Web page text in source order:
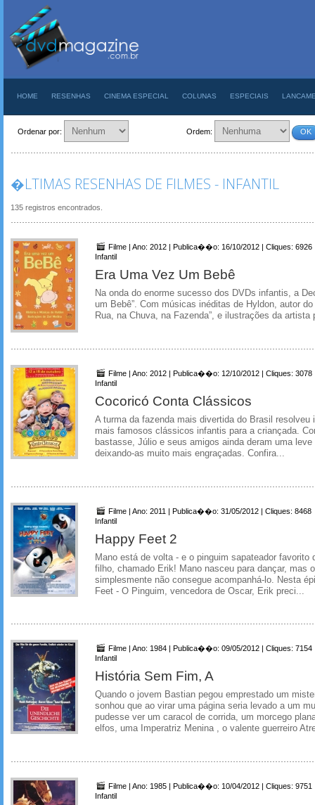
HOME RESENHAS CINEMA ESPECIAL COLUNAS ESPECIAIS
Ordenar por: Ordem: OK
�LTIMAS RESENHAS DE FILMES - INFANTIL
135 registros encontrados.
Filme | Ano: 2012 | Publica��o: 16/10/2012 | Cliques: 6926
Infantil
Era Uma Vez Um Bebê
Na onda do enorme sucesso dos DVDs infantis, a
um Bebê”. Com músicas inéditas de Hyldon, autor
Rua, na Chuva, na Fazenda”, e ilustrações da
Filme | Ano: 2012 | Publica��o: 12/10/2012 | Cliques: 3078
Infantil
Cocoricó Conta Clássicos
A turma da fazenda mais divertida do Brasil resolveu
mais famosos clássicos infantis para a criançada.
bastasse, Júlio e seus amigos ainda deram uma
deixando-as muito mais engraçadas. Confira...
Filme | Ano: 2011 | Publica��o: 31/05/2012 | Cliques: 8468
Infantil
Happy Feet 2
Mano está de volta - e o pinguim sapateador favorito
filho, chamado Erik! Mano nasceu para dançar, mas
simplesmente não consegue acompanhá-lo. Nesta
Feet - O Pinguim, vencedora de Oscar, Erik preci...
Filme | Ano: 1984 | Publica��o: 09/05/2012 | Cliques: 7154
Infantil
História Sem Fim, A
Quando o jovem Bastian pegou emprestado um
sonhou que ao virar uma página seria levado a um
pudesse ver um caracol de corrida, um morcego
elfos, uma Imperatriz Menina , o valente guerreiro
Filme | Ano: 1985 | Publica��o: 10/04/2012 | Cliques: 9751
Infantil